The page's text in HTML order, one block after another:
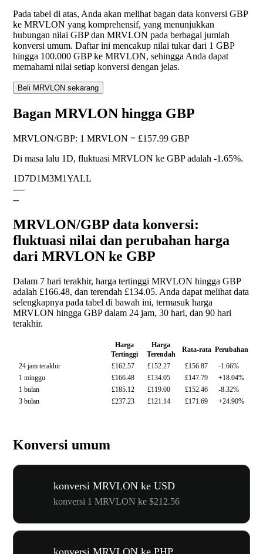
Pada tabel di atas, Anda akan melihat bagan data konversi GBP
ke MRVLON yang komprehensif, yang menunjukkan
hubungan nilai GBP dan MRVLON pada berbagai jumlah
konversi umum. Daftar ini mencakup nilai tukar dari 1 GBP
hingga 100.000 GBP ke MRVLON, sehingga Anda dapat
memahami nilai setiap konversi dengan jelas.
Beli MRVLON sekarang
Bagan MRVLON hingga GBP
MRVLON/GBP: 1 MRVLON = £157.99 GBP
Di masa lalu 1D, fluktuasi MRVLON ke GBP adalah -1.65%.
1D7D1M3M1YALL
----
--
MRVLON/GBP data konversi:
fluktuasi nilai dan perubahan harga
dari MRVLON ke GBP
Dalam 7 hari terakhir, harga tertinggi MRVLON hingga GBP
adalah £166.48, dan terendah £134.05. Anda dapat melihat data
selengkapnya pada tabel di bawah ini, termasuk harga
MRVLON hingga GBP dalam 24 jam, 30 hari, dan 90 hari
terakhir.
Harga
Tertinggi
Harga
Terendah
Rata-rata Perubahan
24 jam terakhir
£162.57 £152.27 £156.87
-1.66%
1 minggu
£166.48 £134.05 £147.79
+18.04%
1 bulan
£185.12 £119.00 £152.46
-8.32%
3 bulan
£237.23 £121.14 £171.69 +24.90%
Konversi umum
konversi MRVLON ke USD
konversi 1 MRVLON ke $212.56
konversi MRVLON ke PHP